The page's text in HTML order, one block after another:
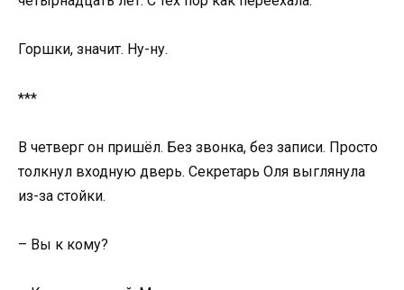
Горшки, значит. Ну-ну.
***
В четверг он пришёл. Без звонка, без записи. Просто
толкнул входную дверь. Секретарь Оля выглянула
из-за стойки.
– Вы к кому?